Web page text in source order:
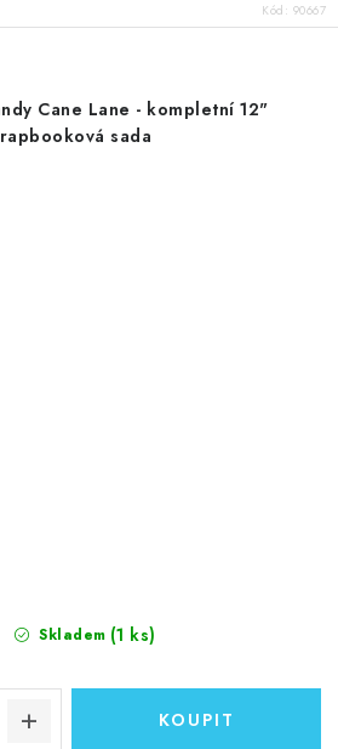
Kód: 90667
Cane Lane - kompletní 12"
sada
Skladem (1 ks)